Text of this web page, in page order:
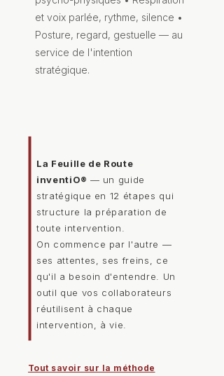
et voix parlée, rythme, silence •
Posture, regard, gestuelle — au
service de l'intention
stratégique.
La Feuille de Route
inventiO® — un guide
stratégique en 12 étapes qui
structure la préparation de
toute intervention.
On commence par l'autre —
ses attentes, ses freins, ce
qu'il a besoin d'entendre. Un
outil que vos collaborateurs
réutilisent à chaque
intervention, à vie.
Tout savoir sur la méthode